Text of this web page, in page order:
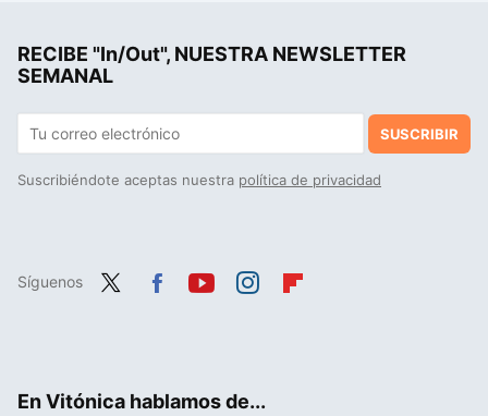
RECIBE "In/Out", NUESTRA NEWSLETTER
SEMANAL
SUSCRIBIR
Suscribiéndote aceptas nuestra política de privacidad
Síguenos
En Vitónica hablamos de...